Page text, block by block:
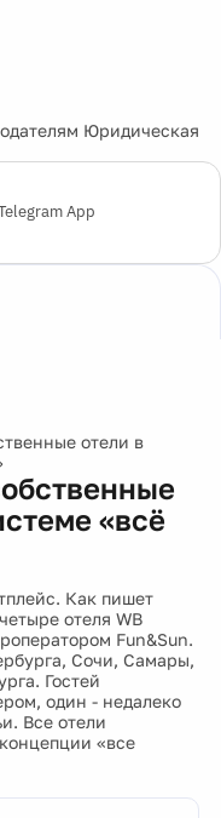
Юридическая
App
отели в
«всё
Как пишет
отеля WB
Fun&Sun.
Сочи, Самары,
Гостей
один - недалеко
Все отели
«все